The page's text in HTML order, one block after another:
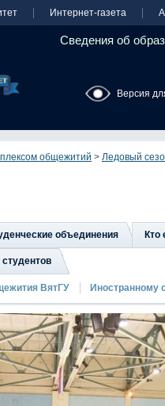
Интернет-газета
Сведения об
Версия
общежитий > Ледовый
объединения Кто
ВятГУ Иностранному